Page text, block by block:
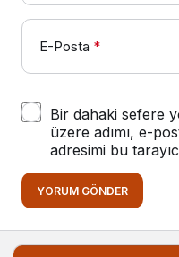
E-Posta *
Bir dahaki sefere
üzere adımı, e-
adresimi bu
YORUM GÖNDER